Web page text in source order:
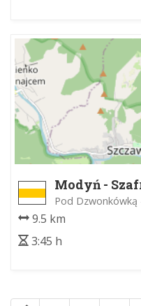
Modyń -
Pod Dzwonkówką
9.5 km
3:45 h